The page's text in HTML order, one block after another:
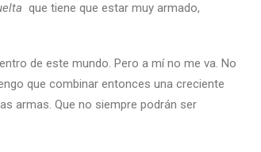
que tiene que estar muy armado,
de este mundo. Pero a mí no me va. No
que combinar entonces una creciente
armas. Que no siempre podrán ser